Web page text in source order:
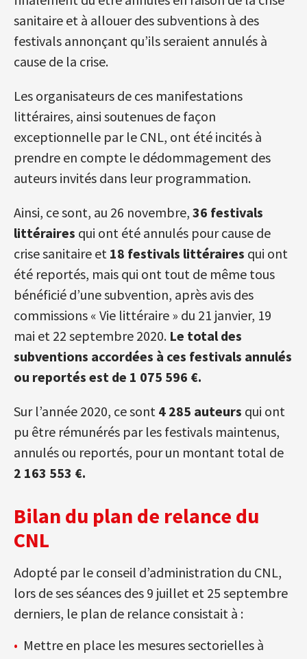
sanitaire et à allouer des subventions à des
festivals annonçant qu’ils seraient annulés à
cause de la crise.
Les organisateurs de ces manifestations
littéraires, ainsi soutenues de façon
exceptionnelle par le CNL, ont été incités à
prendre en compte le dédommagement des
auteurs invités dans leur programmation.
Ainsi, ce sont, au 26 novembre, 36 festivals
littéraires qui ont été annulés pour cause de
crise sanitaire et 18 festivals littéraires qui ont
été reportés, mais qui ont tout de même tous
bénéficié d’une subvention, après avis des
commissions « Vie littéraire » du 21 janvier, 19
mai et 22 septembre 2020. Le total des
subventions accordées à ces festivals annulés
ou reportés est de 1 075 596 €.
Sur l’année 2020, ce sont 4 285 auteurs qui ont
pu être rémunérés par les festivals maintenus,
annulés ou reportés, pour un montant total de
2 163 553 €.
Bilan du plan de relance du
CNL
Adopté par le conseil d’administration du CNL,
lors de ses séances des 9 juillet et 25 septembre
derniers, le plan de relance consistait à :
Mettre en place les mesures sectorielles à